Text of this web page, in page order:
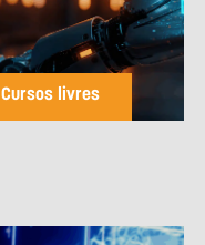
Cursos livres